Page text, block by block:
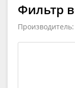
Фильтр
Производитель: